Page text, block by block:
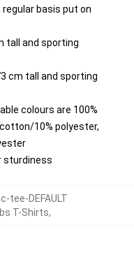
basis put on
tall and sporting
cm tall and sporting
colours are 100%
10% polyester,
sturdiness
tee-DEFAULT
T-Shirts,